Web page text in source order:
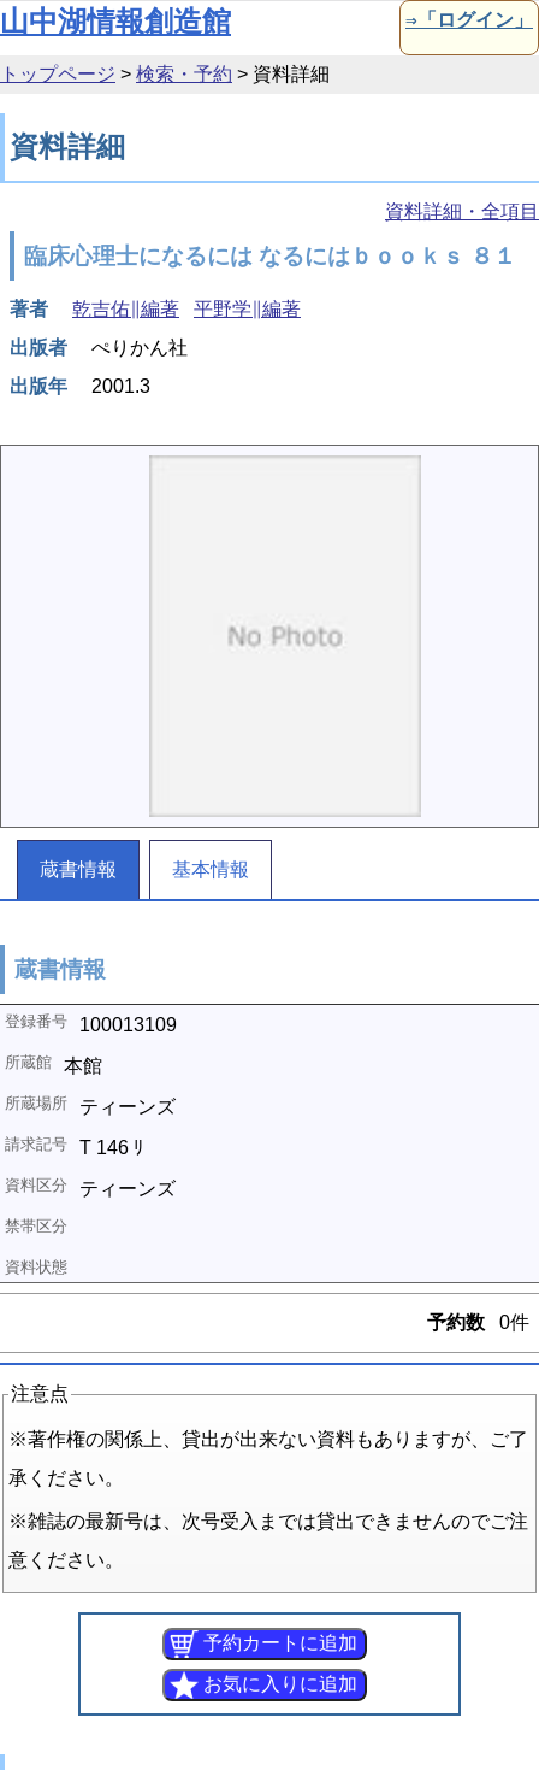
本文へ移動
山中湖情報創造館 ⇒「ログイン」
トップページ > 検索・予約 > 資料詳細
資料詳細
資料詳細・全項目
臨床心理士になるには なるにはｂｏｏｋｓ ８１
著者 乾吉佑∥編著
平野学∥編著
出版者
ぺりかん社
出版年
2001.3
蔵書情報 基本情報
蔵書情報
100013109
本館
ティーンズ
T 146 ﾘ
ティーンズ
予約数 0件
注意点
※著作権の関係上、貸出が出来ない資料もありますが、ご了
承ください。
※雑誌の最新号は、次号受入までは貸出できませんのでご注
意ください。